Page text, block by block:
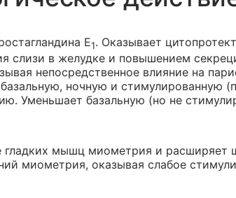
E1. Оказывает
слизи в желудке и повышением
непосредственное влияние на
ночную и стимулированную
Уменьшает базальную (но не
гладких мышц миометрия и расширяет
миометрия, оказывая слабое